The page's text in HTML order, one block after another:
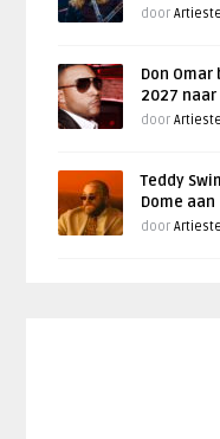
door
Don Omar
2027 naar
door
Teddy
Dome aan
door